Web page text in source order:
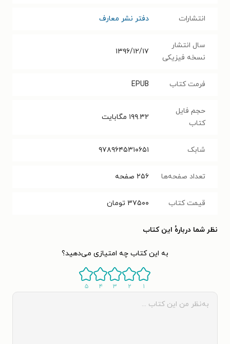
انتشارات دفتر نشر معارف
سال انتشار
نسخه فیزیکی
۱۳۹۶/۱۲/۱۷
فرمت کتاب EPUB
حجم فایل
کتاب
۱۹۹.۳۲ مگابایت
شابک ۹۷۸۹۶۴۵۳۱۰۶۵۱
تعداد صفحه‌ها ۲۵۶ صفحه
قیمت کتاب ۳۷۵۰۰ تومان
نظر شما دربارهٔ این کتاب
به این کتاب چه امتیازی می‌دهید؟
۱ ۲ ۳ ۴ ۵